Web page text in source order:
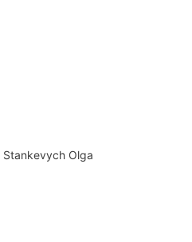
Stankevych Olga